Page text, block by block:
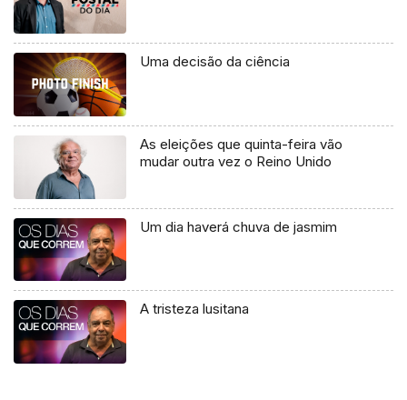
Uma decisão da ciência
As eleições que quinta-feira vão
mudar outra vez o Reino Unido
Um dia haverá chuva de jasmim
A tristeza lusitana